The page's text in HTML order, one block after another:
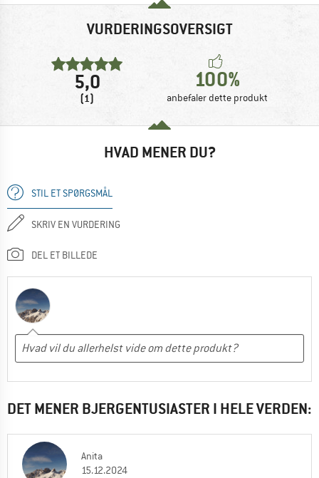
VURDERINGSOVERSIGT
5,0
(1)
100%
anbefaler dette produkt
HVAD MENER DU?
STIL ET SPØRGSMÅL
SKRIV EN VURDERING
DEL ET BILLEDE
DET MENER BJERGENTUSIASTER I HELE VERDEN:
Anita
15.12.2024